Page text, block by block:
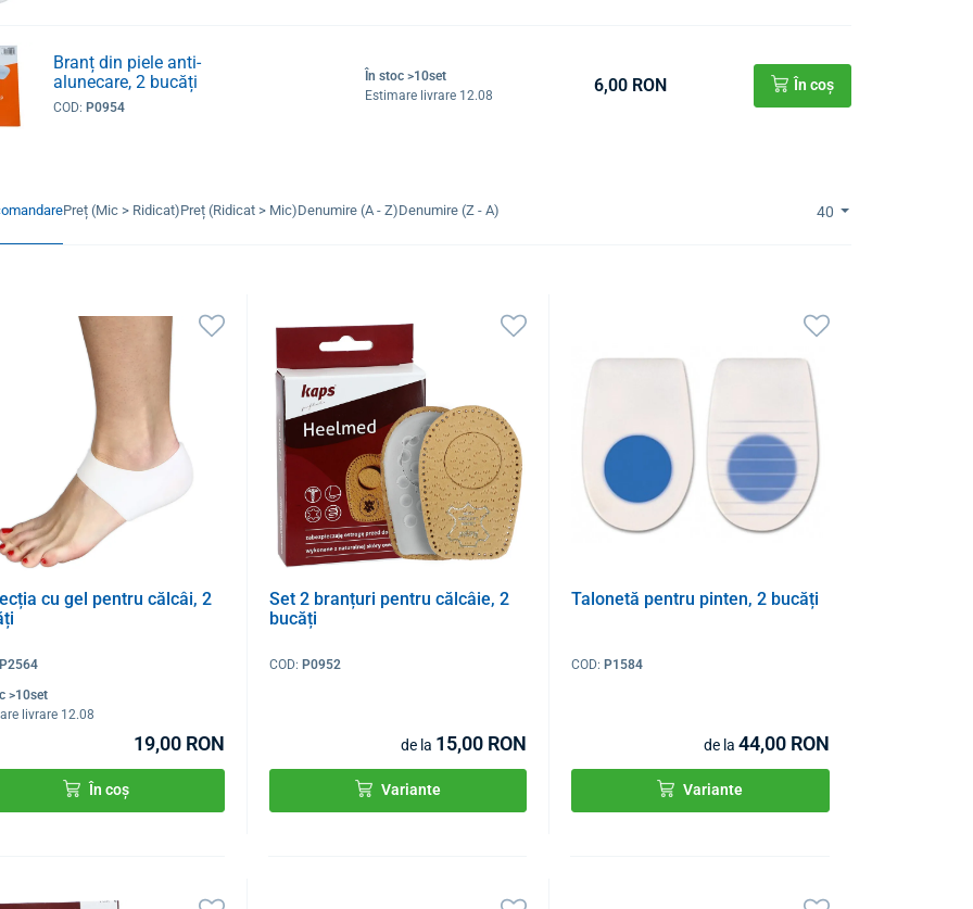
Branț din piele anti-
alunecare, 2 bucăți
COD: P0954
În stoc >10set
Estimare livrare 12.08
6,00 RON În coș
Preț (Mic > Ridicat)Preț (Ridicat > Mic)Denumire (A - Z)Denumire (Z - A) 40
cu gel pentru călcâi, 2
P2564
>10set
livrare 12.08
19,00 RON
În coș
Set 2 branțuri pentru călcâie, 2
bucăți
COD: P0952
de la 15,00 RON
Variante
Talonetă pentru pinten, 2 bucăți
COD:P1584
de la 44,00 RON
Variante